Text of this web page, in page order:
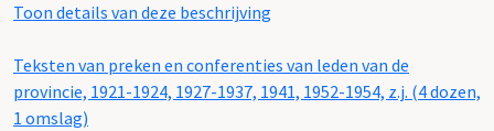
Toon details van deze beschrijving
Teksten van preken en conferenties van leden van de
provincie, 1921-1924, 1927-1937, 1941, 1952-1954, z.j. (4 dozen,
1 omslag)